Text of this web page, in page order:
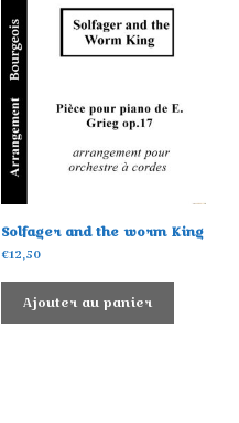
Solfager and the worm King
€12,50
Ajouter au panier